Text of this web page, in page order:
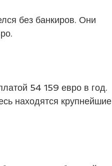
без банкиров. Они
54 159 евро в год.
находятся крупнейшие